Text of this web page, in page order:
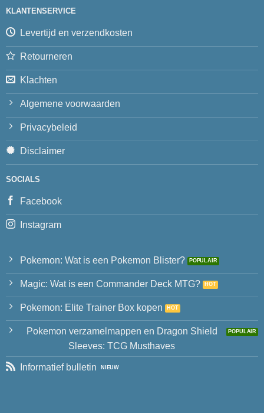
KLANTENSERVICE
Levertijd en verzendkosten
Retourneren
Klachten
Algemene voorwaarden
Privacybeleid
Disclaimer
SOCIALS
Facebook
Instagram
Pokemon: Wat is een Pokemon Blister?
Magic: Wat is een Commander Deck MTG?
Pokemon: Elite Trainer Box kopen
Pokemon verzamelmappen en Dragon Shield
Sleeves: TCG Musthaves
Informatief bulletin